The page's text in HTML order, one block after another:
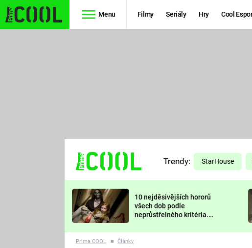
Menu Filmy Seriály Hry Cool
TŘESKU
FUTURAMA
PREDÁTOR
Trendy: StarHouse
10 nejděsivějších hororů
všech dob podle
neprůstřelného kritéria.
nejvíc zvednou tep?
Prima COOL ■ Články